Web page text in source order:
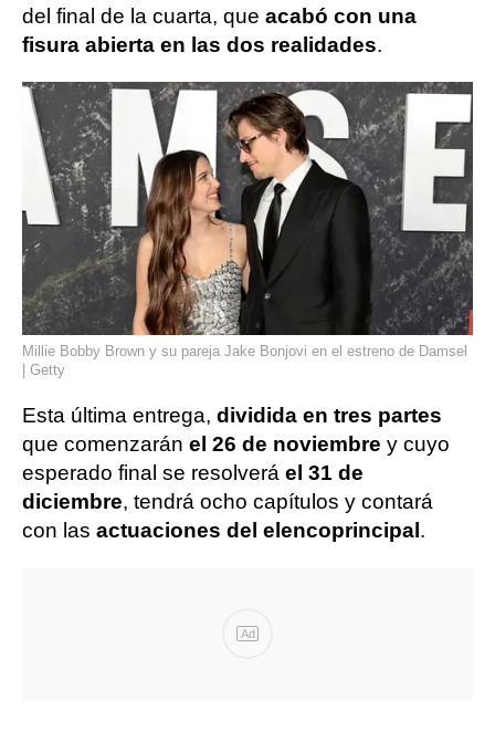
del final de la cuarta, que acabó con una
fisura abierta en las dos realidades.
Millie Bobby Brown y su pareja Jake Bonjovi en el estreno de Damsel
| Getty
Esta última entrega, dividida en tres partes
que comenzarán el 26 de noviembre y cuyo
esperado final se resolverá el 31 de
diciembre, tendrá ocho capítulos y contará
con las actuaciones del elencoprincipal .
Ad